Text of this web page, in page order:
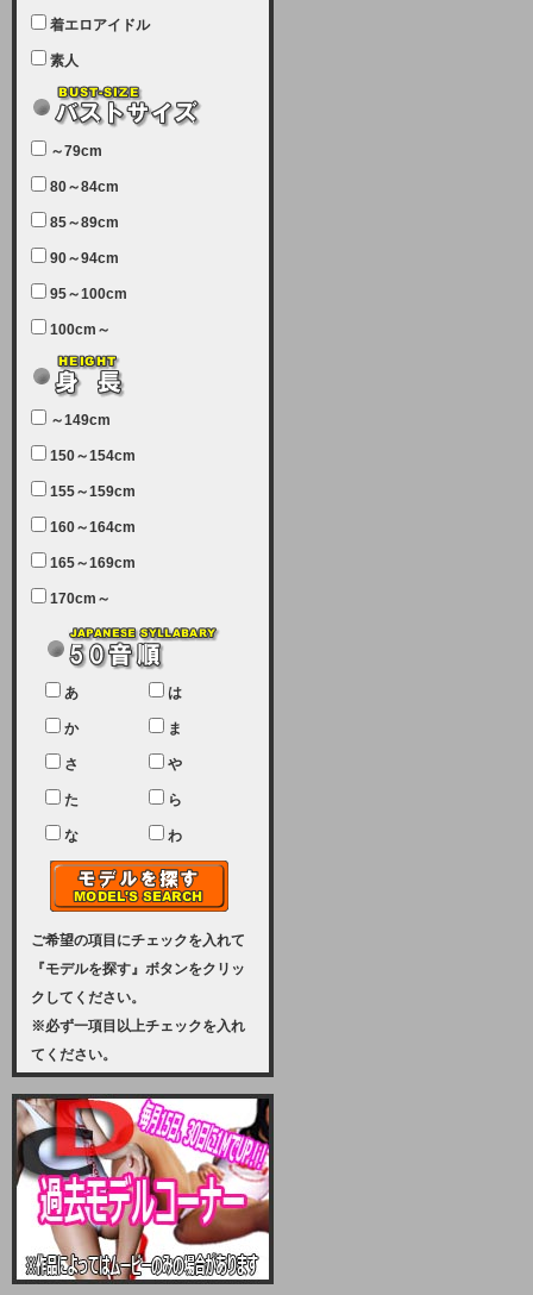
【サーバーメンテナンス完了のお知
本日、サーバーメンテナンスのため
ユーザー様には大変ご迷惑をおかけ
しました。無事、メンテナンスが完
致します。
2025-06-11 (水)
【サーバーメンテナンス実施につい
7月5日（土曜日）午前7：00から午
テナンスを実施します。ユーザー様
にはご迷惑をおかけしますがご理解
いただけます様、宜しくお願い致し
【クレジットカード決済について
②】
現在、クレジットカード決済はJCB
のみになっております。大変ご迷惑
キャシュでの決済は可能ですので、
宜しくお願い致します。
2024-02-23 (金)
【クレジットカード決済について】
只今、クレジットカード会社の都合
により決済ができない状況です。
ユーザー様には、大変ご迷惑をおか
けいたしまして申し訳ございませ
ん。
2023-08-31 (木)
【サーバーメンテナンス実施のお知
らせ】
2023年 9月10日（日曜日）午前8：
サーバーメンテナンスを実施いたし
ます。その為、アクセスはできませ
ますが、ご理解の程を宜しくお願い
致します。
2022-09-01 (木)
【サーバーメンテナンスのお知ら
せ】
9月10日（土曜日）AM6：00から
着エロアイドル
素人
～79cm
80～84cm
85～89cm
90～94cm
95～100cm
100cm～
～149cm
150～154cm
155～159cm
160～164cm
165～169cm
170cm～
あ は
か ま
さ や
た ら
な わ
ご希望の項目にチェックを入れて
『モデルを探す』ボタンをクリッ
クしてください。
※必ず一項目以上チェックを入れ
てください。